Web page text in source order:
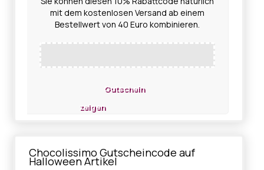
mit dem kostenlosen Versand ab einem
Bestellwert von 40 Euro kombinieren.
Gutschein
zeigen
Chocolissimo Gutscheincode auf
Halloween Artikel